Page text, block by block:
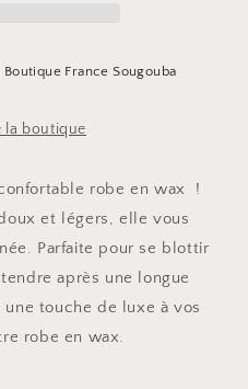
Boutique France Sougouba
la boutique
robe en wax !
et légers, elle vous
Parfaite pour se blottir
après une longue
touche de luxe à vos
robe en wax.